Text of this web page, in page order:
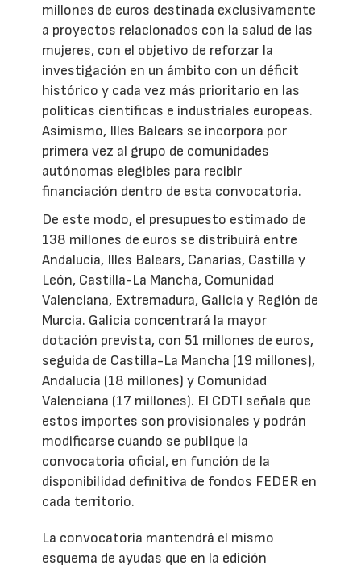
millones de euros destinada exclusivamente
a proyectos relacionados con la salud de las
mujeres, con el objetivo de reforzar la
investigación en un ámbito con un déficit
histórico y cada vez más prioritario en las
políticas científicas e industriales europeas.
Asimismo, Illes Balears se incorpora por
primera vez al grupo de comunidades
autónomas elegibles para recibir
financiación dentro de esta convocatoria.
De este modo, el presupuesto estimado de
138 millones de euros se distribuirá entre
Andalucía, Illes Balears, Canarias, Castilla y
León, Castilla-La Mancha, Comunidad
Valenciana, Extremadura, Galicia y Región de
Murcia. Galicia concentrará la mayor
dotación prevista, con 51 millones de euros,
seguida de Castilla-La Mancha (19 millones),
Andalucía (18 millones) y Comunidad
Valenciana (17 millones). El CDTI señala que
estos importes son provisionales y podrán
modificarse cuando se publique la
convocatoria oficial, en función de la
disponibilidad definitiva de fondos FEDER en
cada territorio.
La convocatoria mantendrá el mismo
esquema de ayudas que en la edición